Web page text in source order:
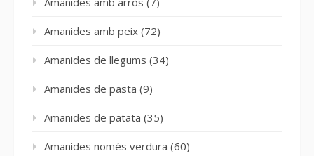
Amanides amb peix (72)
Amanides de llegums (34)
Amanides de pasta (9)
Amanides de patata (35)
Amanides només verdura (60)